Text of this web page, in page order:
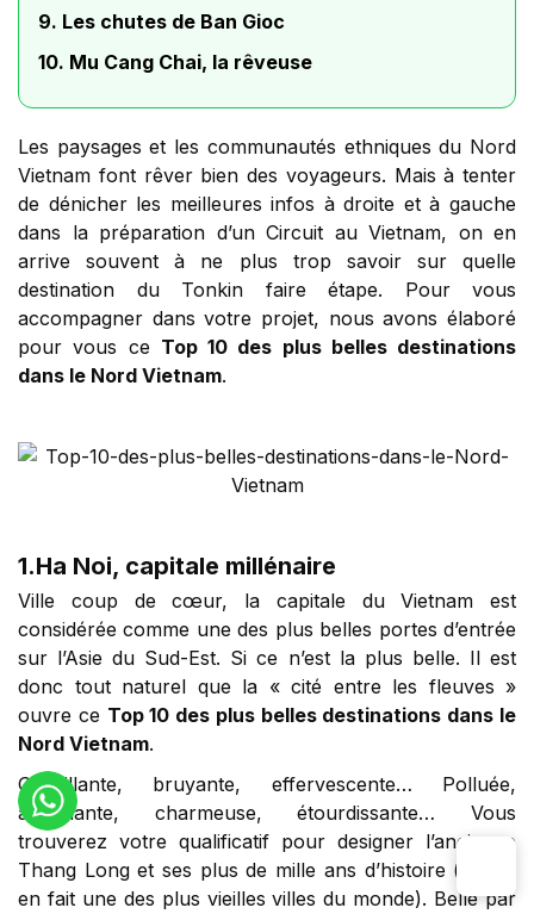
9. Les chutes de Ban Gioc
10. Mu Cang Chai, la rêveuse
Les paysages et les communautés ethniques du Nord
Vietnam font rêver bien des voyageurs. Mais à tenter
de dénicher les meilleures infos à droite et à gauche
dans la préparation d’un Circuit au Vietnam, on en
arrive souvent à ne plus trop savoir sur quelle
destination du Tonkin faire étape. Pour vous
accompagner dans votre projet, nous avons élaboré
pour vous ce Top 10 des plus belles destinations
dans le Nord Vietnam.
1.Ha Noi, capitale millénaire
Ville coup de cœur, la capitale du Vietnam est
considérée comme une des plus belles portes d’entrée
sur l’Asie du Sud-Est. Si ce n’est la plus belle. Il est
donc tout naturel que la « cité entre les fleuves »
ouvre ce Top 10 des plus belles destinations dans le
Nord Vietnam.
Grouillante, bruyante, effervescente… Polluée,
attachante, charmeuse, étourdissante… Vous
trouverez votre qualificatif pour designer l’ancienne
Thang Long et ses plus de mille ans d’histoire (ce qui
en fait une des plus vieilles villes du monde). Belle par